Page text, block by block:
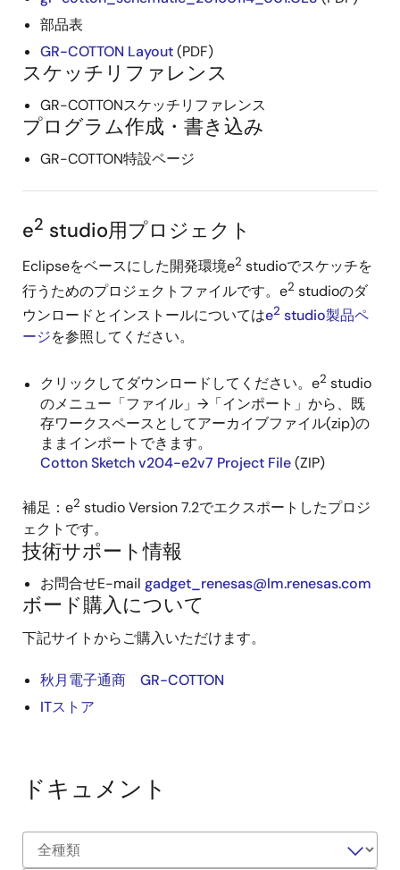
部品表
GR-COTTON Layout(PDF)
スケッチリファレンス
GR-COTTONスケッチリファレンス
プログラム作成・書き込み
GR-COTTON特設ページ
e2 studio用プロジェクト
Eclipseをベースにした開発環境e2 studioでスケッチを
行うためのプロジェクトファイルです。e2 studioのダ
ウンロードとインストールについてはe2 studio製品ペ
ージを参照してください。
クリックしてダウンロードしてください。e2 studio
のメニュー「ファイル」→「インポート」から、既
存ワークスペースとしてアーカイブファイル(zip)の
ままインポートできます。
Cotton Sketch v204-e2v7 Project File(ZIP)
補足：e2 studio Version 7.2でエクスポートしたプロジ
ェクトです。
技術サポート情報
お問合せE-mail gadget_renesas@lm.renesas.com
ボード購入について
下記サイトからご購入いただけます。
秋月電子通商 GR-COTTON
ITストア
ドキュメント